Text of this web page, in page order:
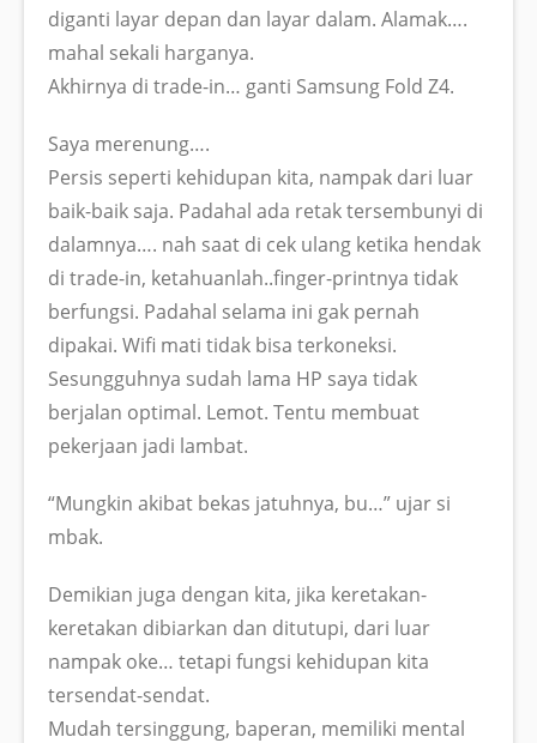
diganti layar depan dan layar dalam. Alamak….
mahal sekali harganya.
Akhirnya di trade-in… ganti Samsung Fold Z4.
Saya merenung….
Persis seperti kehidupan kita, nampak dari luar
baik-baik saja. Padahal ada retak tersembunyi di
dalamnya…. nah saat di cek ulang ketika hendak
di trade-in, ketahuanlah..finger-printnya tidak
berfungsi. Padahal selama ini gak pernah
dipakai. Wifi mati tidak bisa terkoneksi.
Sesungguhnya sudah lama HP saya tidak
berjalan optimal. Lemot. Tentu membuat
pekerjaan jadi lambat.
“Mungkin akibat bekas jatuhnya, bu…” ujar si
mbak.
Demikian juga dengan kita, jika keretakan-
keretakan dibiarkan dan ditutupi, dari luar
nampak oke… tetapi fungsi kehidupan kita
tersendat-sendat.
Mudah tersinggung, baperan, memiliki mental